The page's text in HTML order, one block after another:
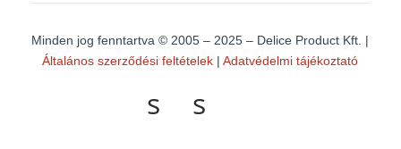
Minden jog fenntartva© 2005 – 2025 – Delice Product Kft. |
Általános szerződési feltételek |Adatvédelmi tájékoztató
s s